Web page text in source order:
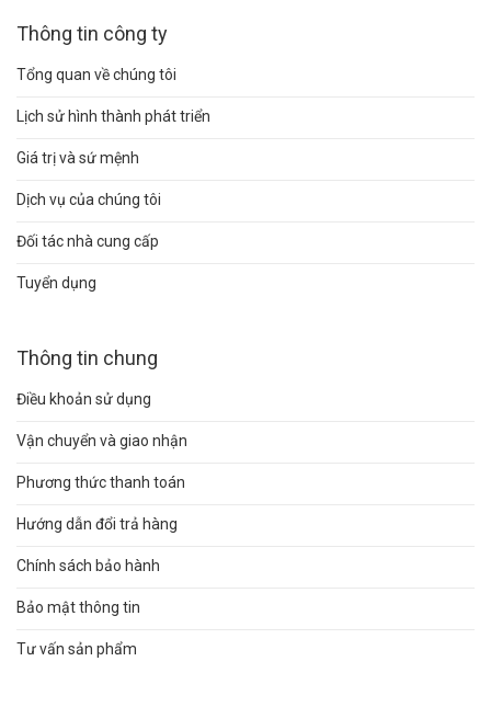
Thông tin công ty
Tổng quan về chúng tôi
Lịch sử hình thành phát triển
Giá trị và sứ mệnh
Dịch vụ của chúng tôi
Đối tác nhà cung cấp
Tuyển dụng
Thông tin chung
Điều khoản sử dụng
Vận chuyển và giao nhận
Phương thức thanh toán
Hướng dẫn đổi trả hàng
Chính sách bảo hành
Bảo mật thông tin
Tư vấn sản phẩm